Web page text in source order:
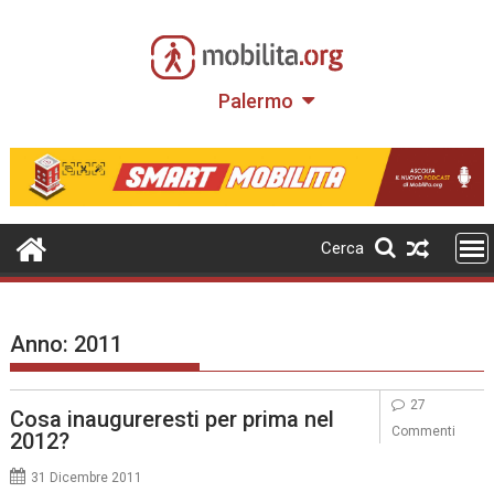
Palermo
Cerca
Anno: 2011
Cosa inaugureresti per prima nel
2012?
31 Dicembre 2011
27
Commenti